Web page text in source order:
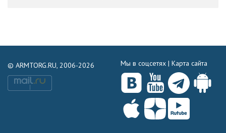
© ARMTORG.RU, 2006-2026 Мы в соцсетях | Карта сайта